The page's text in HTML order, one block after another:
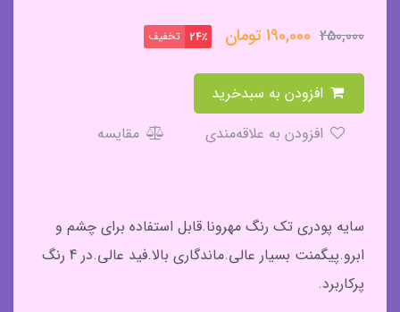
250,000
190,000تومان 24٪ تخفیف
مقایسه
سایه پودری تک رنگ مهرونا.قابل استفاده برای چشم و
ابرو.پیگمنت بسیار عالی.ماندگاری بالا.فید عالی.در 4 رنگ
پرکاربرد.